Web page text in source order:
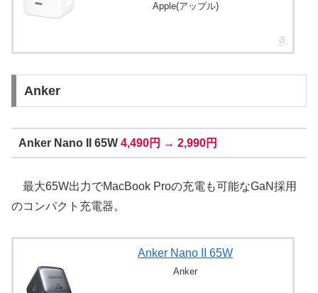
Apple(アップル)
Anker
Anker Nano II 65W 4,490円 → 2,990円
最大65W出力でMacBook Proの充電も可能なGaN採用
のコンパクト充電器。
Anker Nano II 65W
Anker